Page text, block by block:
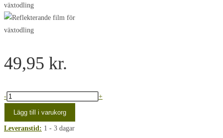
49,95 kr.
Reflekterende
folie
til
plante
- +
Lägg till i varukorg
Leveranstid: 1 - 3 dagar